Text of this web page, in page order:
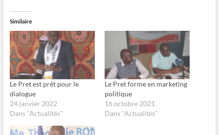
e
z
p
o
u
r
p
a
r
t
a
g
e
r
s
u
r
c
o
u
r
p
a
r
t
a
g
e
s
u
r
(
o
Similaire
Le Pret est prêt pour le
dialogue
24 janvier 2022
Dans "Actualités"
Le Pret forme en marketing
politique
16 octobre 2021
Dans "Actualités"